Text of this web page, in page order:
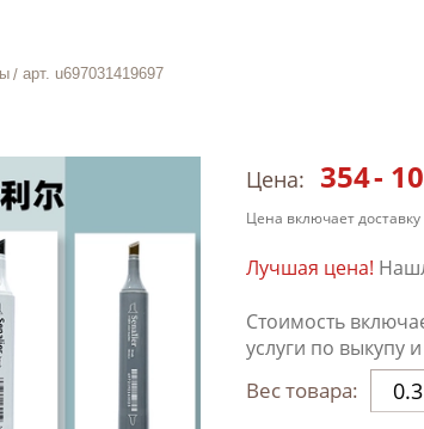
арт. u697031419697
Цена: 354-
Цена включает
Лучшая цена!
Стоимость
услуги по выкупу
Вес товара: